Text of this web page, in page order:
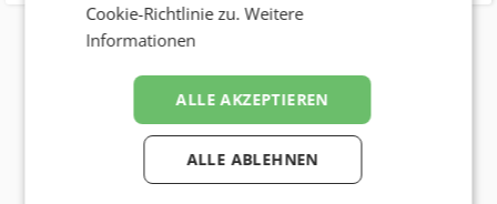
Cookie-Richtlinie zu.Weitere
Informationen
ALLE AKZEPTIEREN
ALLE ABLEHNEN